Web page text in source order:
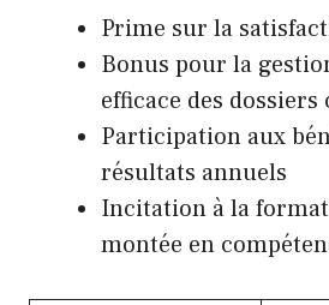
Prime sur la
Bonus pour la
efficace des dossiers
Participation aux
résultats annuels
Incitation à la
montée en